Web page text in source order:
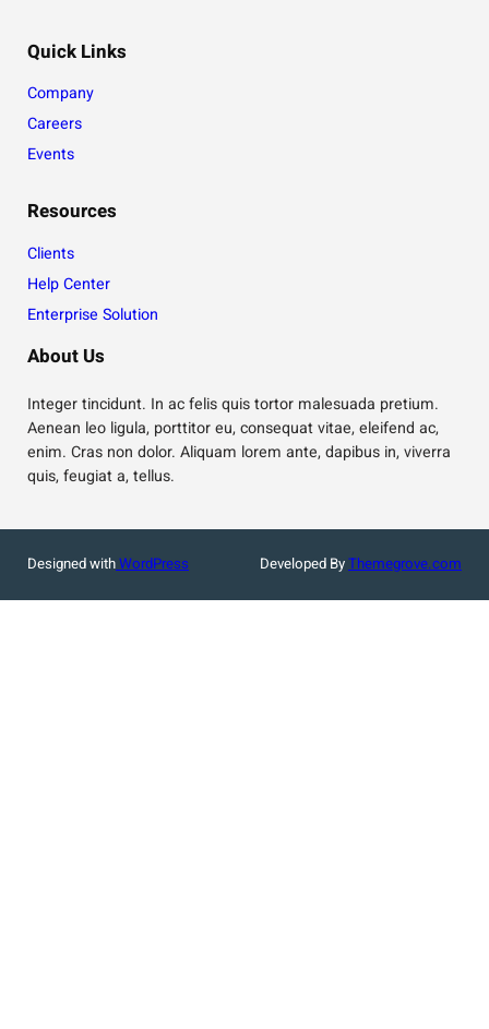
Quick Links
Company
Careers
Events
Resources
Clients
Help Center
Enterprise Solution
About Us
Integer tincidunt. In ac felis quis tortor malesuada pretium.
Aenean leo ligula, porttitor eu, consequat vitae, eleifend ac,
enim. Cras non dolor. Aliquam lorem ante, dapibus in, viverra
quis, feugiat a, tellus.
Designed withWordPress Developed ByThemegrove.com